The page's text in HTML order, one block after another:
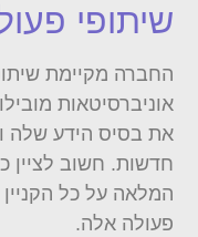
שיתופי
החברה מקיימת
אוניברסיטאות
את בסיס הידע שלה
המלאה על כל
פעולה אלה.